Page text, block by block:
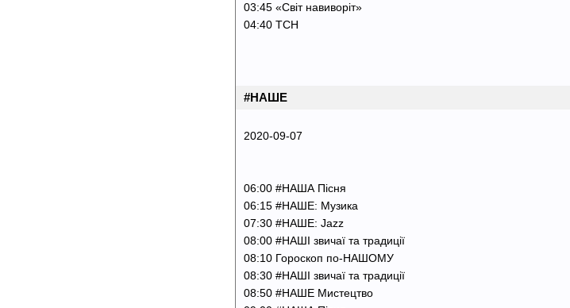
03:45 «Світ навиворіт»
04:40 ТСН
#НАШЕ
2020-09-07
06:00 #НАША Пісня
06:15 #НАШЕ: Музика
07:30 #НАШЕ: Jazz
08:00 #НАШІ звичаї та традиції
08:10 Гороскоп по-НАШОМУ
08:30 #НАШІ звичаї та традиції
08:50 #НАШЕ Мистецтво